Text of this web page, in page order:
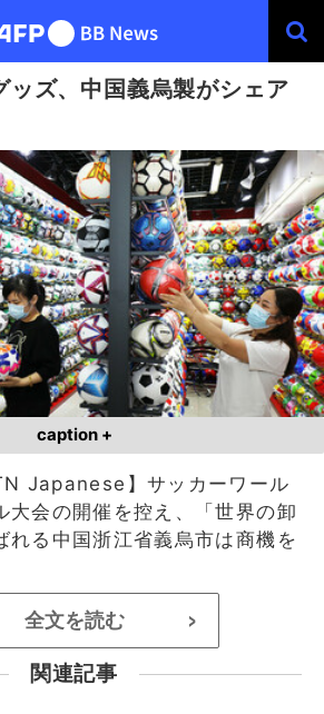
ッズ、中国義烏製がシェア
caption +
Japanese】サッカーワール
大会の開催を控え、「世界の卸
れる中国浙江省義烏市は商機を
全文を読む >
関連記事